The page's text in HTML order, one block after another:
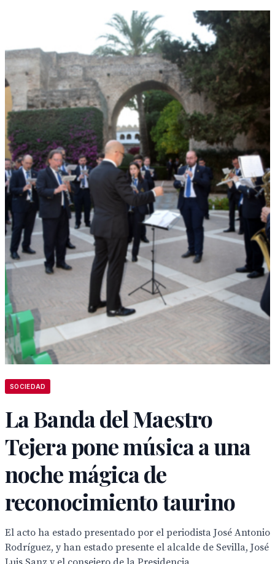
SOCIEDAD
La Banda del Maestro
Tejera pone música a una
noche mágica de
reconocimiento taurino
El acto ha estado presentado por el periodista José Antonio
Rodríguez, y han estado presente el alcalde de Sevilla, José